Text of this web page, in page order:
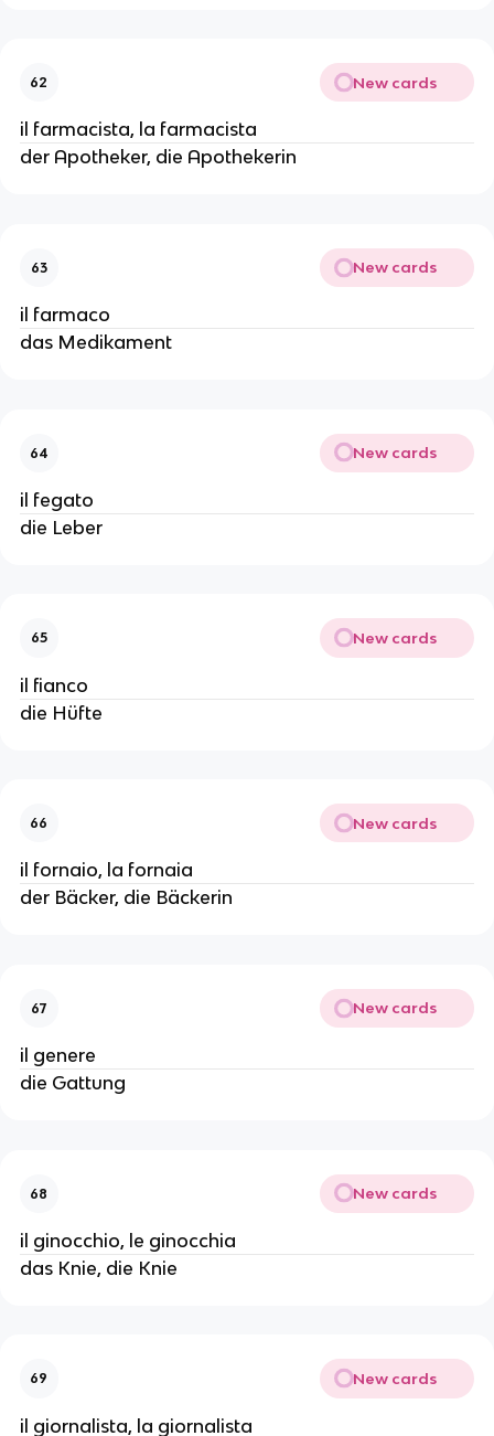
62 New cards
il farmacista, la farmacista
der Apotheker, die Apothekerin
63 New cards
il farmaco
das Medikament
64 New cards
il fegato
die Leber
65 New cards
il fianco
die Hüfte
66 New cards
il fornaio, la fornaia
der Bäcker, die Bäckerin
67 New cards
il genere
die Gattung
68 New cards
il ginocchio, le ginocchia
das Knie, die Knie
69 New cards
il giornalista, la giornalista